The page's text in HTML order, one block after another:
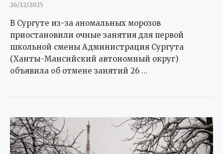
26/12/2025
В Сургуте из-за аномальных морозов
приостановили очные занятия для первой
школьной смены Администрация Сургута
(Ханты-Мансийский автономный округ)
объявила об отмене занятий 26 …